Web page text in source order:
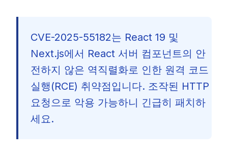
CVE-2025-55182는 React 19 및
Next.js에서 React 서버 컴포넌트의 안
전하지 않은 역직렬화로 인한 원격 코드
실행(RCE) 취약점입니다. 조작된 HTTP
요청으로 악용 가능하니 긴급히 패치하
세요.